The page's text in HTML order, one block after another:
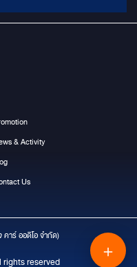
& Activity
Us
าร์ ออดิโอ จำกัด)
reserved
＋